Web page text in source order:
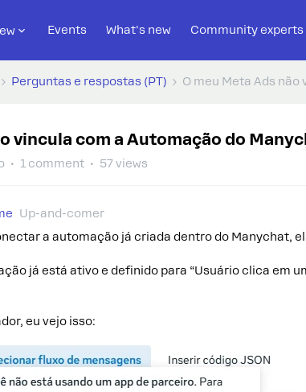
Events What's new Community experts
Perguntas e respostas (PT) O meu Meta Ads
vincula com a Automação do
1 comment 57 views
Up-and-comer
a automação já criada dentro do Manychat,
já está ativo e definido para “Usuário clica em
eu vejo isso: